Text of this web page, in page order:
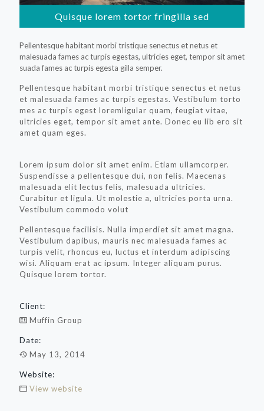
Quisque lorem tortor fringilla sed
Pellentesque habitant morbi tristique senectus et netus et
malesuada fames ac turpis egestas, ultricies eget, tempor sit amet
suada fames ac turpis egesta gilla semper.
Pellentesque habitant morbi tristique senectus et netus
et malesuada fames ac turpis egestas. Vestibulum torto
mes ac turpis egest loremligular quam, feugiat vitae,
ultricies eget, tempor sit amet ante. Donec eu lib ero sit
amet quam eges.
Lorem ipsum dolor sit amet enim. Etiam ullamcorper.
Suspendisse a pellentesque dui, non felis. Maecenas
malesuada elit lectus felis, malesuada ultricies.
Curabitur et ligula. Ut molestie a, ultricies porta urna.
Vestibulum commodo volut
Pellentesque facilisis. Nulla imperdiet sit amet magna.
Vestibulum dapibus, mauris nec malesuada fames ac
turpis velit, rhoncus eu, luctus et interdum adipiscing
wisi. Aliquam erat ac ipsum. Integer aliquam purus.
Quisque lorem tortor.
Client:
Muffin Group
Date:
May 13, 2014
Website:
View website